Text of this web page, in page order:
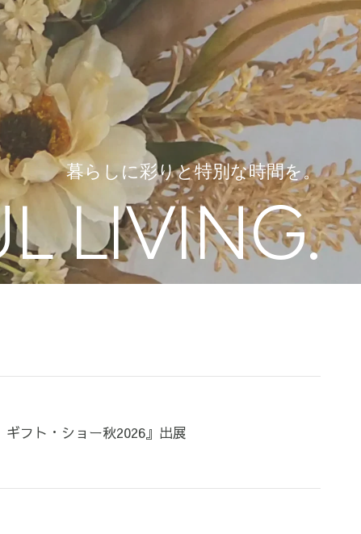
暮らしに彩りと特別な時間を。
LIVING.
フト・ショー秋2026』出展